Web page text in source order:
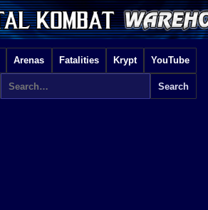
Arenas Fatalities Krypt YouTube